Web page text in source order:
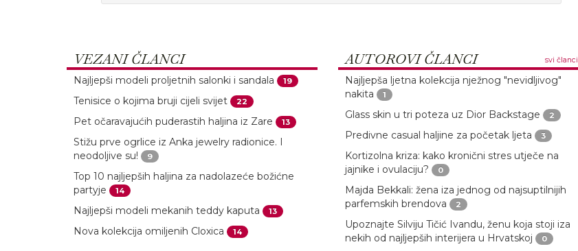
VEZANI ČLANCI
Najljepši modeli proljetnih salonki i sandala 19
Tenisice o kojima bruji cijeli svijet 22
Pet očaravajućih puderastih haljina iz Zare 13
Stižu prve ogrlice iz Anka jewelry radionice. I
neodoljive su!
9
Top 10 najljepših haljina za nadolazeće božićne
partyje
14
Najljepši modeli mekanih teddy kaputa 13
Nova kolekcija omiljenih Cloxica 14
AUTOROVI ČLANCI svi članci
Najljepša ljetna kolekcija nježnog "nevidljivog"
nakita
1
Glass skin u tri poteza uz Dior Backstage 2
Predivne casual haljine za početak ljeta 3
Kortizolna kriza: kako kronični stres utječe na
jajnike i ovulaciju?
0
Majda Bekkali: žena iza jednog od najsuptilnijih
parfemskih brendova
2
Upoznajte Silviju Tičić Ivandu, ženu koja stoji iza
nekih od najljepših interijera u Hrvatskoj
0